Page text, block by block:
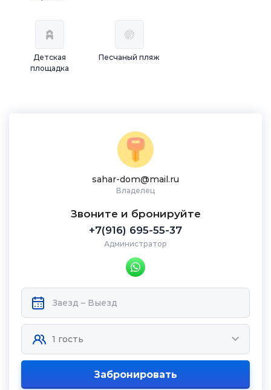
Детская
площадка
Песчаный пляж
sahar-dom@mail.ru
Владелец
Звоните и бронируйте
+7(916) 695-55-37
Администратор
Забронировать